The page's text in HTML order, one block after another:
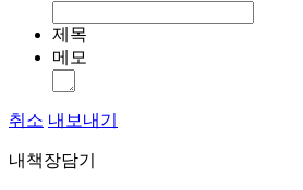
제목
메모
취소 내보내기
내책장담기